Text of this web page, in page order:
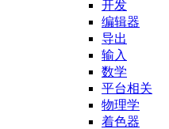
开发
编辑器
导出
输入
数学
平台相关
物理学
着色器